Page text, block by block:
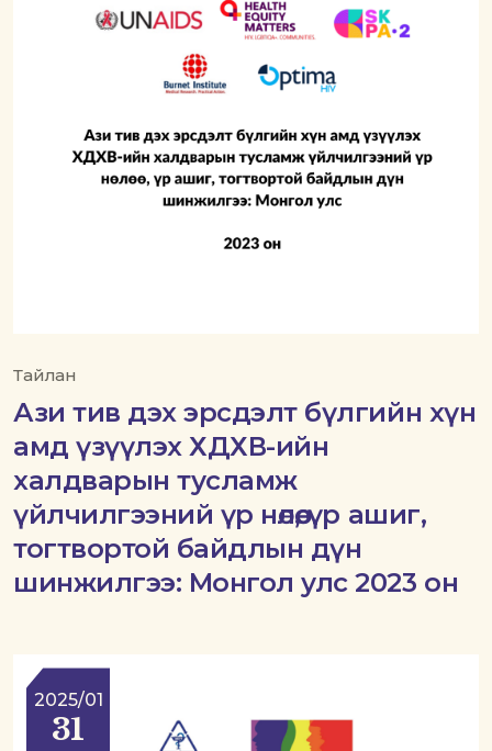
Тайлан
Ази тив дэх эрсдэлт бүлгийн хүн
амд үзүүлэх ХДХВ-ийн
халдварын тусламж
үйлчилгээний үр нөлөө, үр ашиг,
тогтвортой байдлын дүн
шинжилгээ: Монгол улс 2023 он
2025/01
31